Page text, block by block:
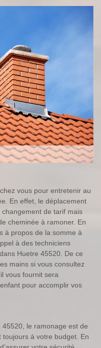
vous pour entretenir au
En effet, le déplacement
de tarif mais
cheminée à ramoner. En
à propos de la somme à
à des techniciens
Huetre 45520. De ce
mains si vous consultez
vous fournit sera
pour accomplir vos
le ramonage est de
à votre budget. En